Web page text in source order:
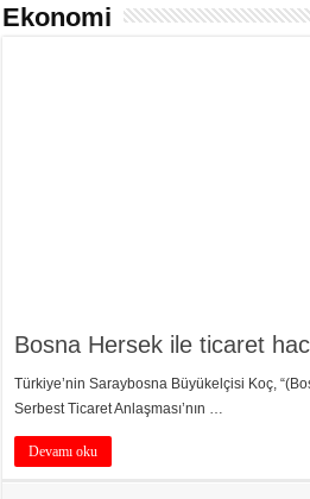
Ekonomi
Bosna Hersek ile ticaret
Türkiye’nin Saraybosna Büyükelçisi Koç,
Serbest Ticaret Anlaşması’nın …
Devamı oku